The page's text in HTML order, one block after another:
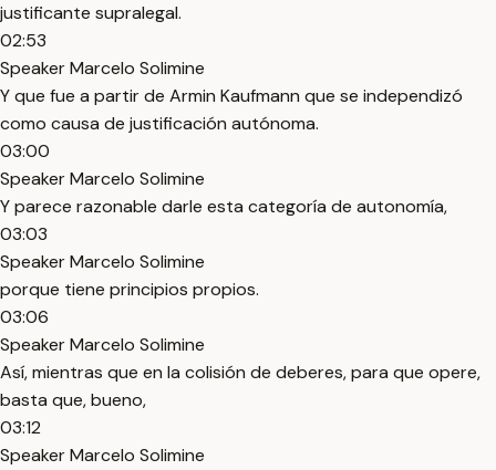
justificante supralegal.
02:53
Speaker Marcelo Solimine
Y que fue a partir de Armin Kaufmann que se independizó
como causa de justificación autónoma.
03:00
Speaker Marcelo Solimine
Y parece razonable darle esta categoría de autonomía,
03:03
Speaker Marcelo Solimine
porque tiene principios propios.
03:06
Speaker Marcelo Solimine
Así, mientras que en la colisión de deberes, para que opere,
basta que, bueno,
03:12
Speaker Marcelo Solimine